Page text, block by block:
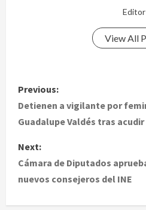
Editor
View All
P
o
t
n
Previous:
Detienen a vigilante por
Guadalupe Valdés tras
Next:
Cámara de Diputados
nuevos consejeros del INE